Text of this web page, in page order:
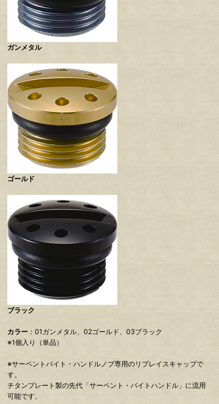
ガンメタル
ゴールド
ブラック
カラー ：01ガンメタル、02ゴールド、03ブラック
※1個入り（単品）
※サーペントバイト・ハンドルノブ専用のリプレイスキャップで
す。
チタンプレート製の先代「サーペント・バイトハンドル」に流用
可能です。